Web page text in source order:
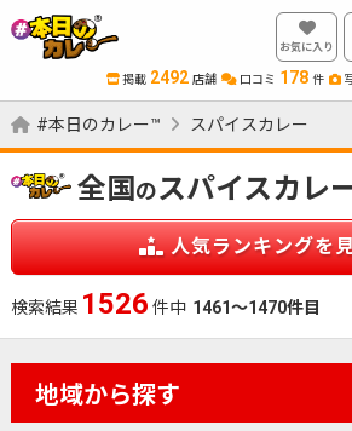
お気に入り
掲載 2492 店舗 口コミ 178 件
#本日のカレー™ スパイスカレー
全国 のスパイスカレ
人気ランキングを
検索結果 1603 件中 1461～1470件目
地域から探す